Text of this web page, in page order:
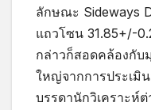
ลักษณะ Sideways
แถวโซน 31.85+/-
กล่าวก็สอดคล้องกับ
ใหญ่จากการประเมิ
บรรดานักวิเคราะห์